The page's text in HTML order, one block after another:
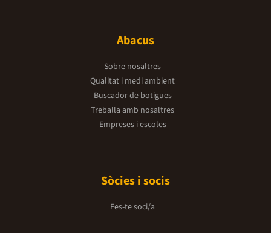
Abacus
Sobre nosaltres
Qualitat i medi ambient
Buscador de botigues
Treballa amb nosaltres
Empreses i escoles
Sòcies i socis
Fes-te soci/a